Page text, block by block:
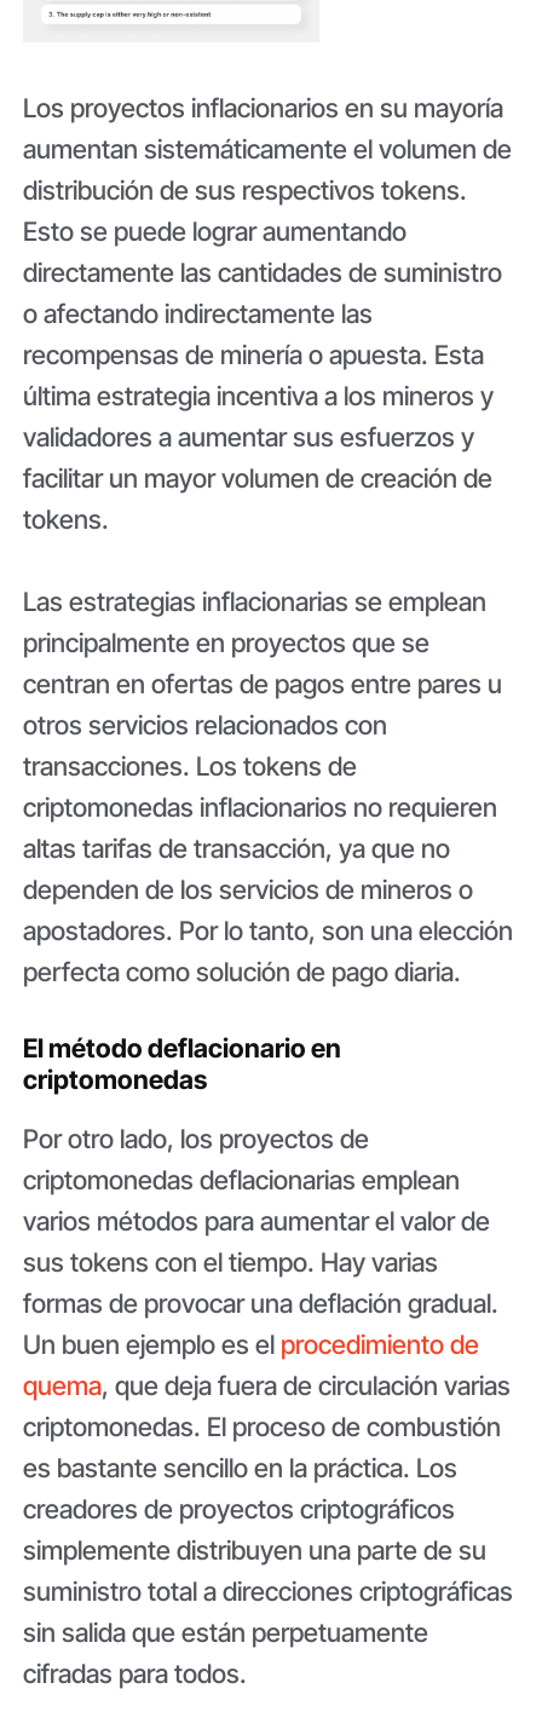
Los proyectos inflacionarios en su mayoría
aumentan sistemáticamente el volumen de
distribución de sus respectivos tokens.
Esto se puede lograr aumentando
directamente las cantidades de suministro
o afectando indirectamente las
recompensas de minería o apuesta. Esta
última estrategia incentiva a los mineros y
validadores a aumentar sus esfuerzos y
facilitar un mayor volumen de creación de
tokens.
Las estrategias inflacionarias se emplean
principalmente en proyectos que se
centran en ofertas de pagos entre pares u
otros servicios relacionados con
transacciones. Los tokens de
criptomonedas inflacionarios no requieren
altas tarifas de transacción, ya que no
dependen de los servicios de mineros o
apostadores. Por lo tanto, son una elección
perfecta como solución de pago diaria.
El método deflacionario en
criptomonedas
Por otro lado, los proyectos de
criptomonedas deflacionarias emplean
varios métodos para aumentar el valor de
sus tokens con el tiempo. Hay varias
formas de provocar una deflación gradual.
Un buen ejemplo es el procedimiento de
quema, que deja fuera de circulación varias
criptomonedas. El proceso de combustión
es bastante sencillo en la práctica. Los
creadores de proyectos criptográficos
simplemente distribuyen una parte de su
suministro total a direcciones criptográficas
sin salida que están perpetuamente
cifradas para todos.